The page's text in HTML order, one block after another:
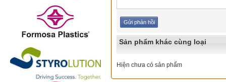
Sản phẩm khác cùng loại
Hiện chưa có sản phẩm